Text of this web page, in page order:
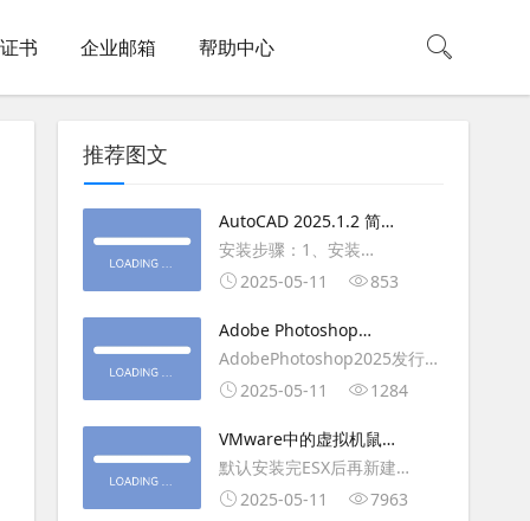
书 企业邮箱 帮助中心
推荐图文
AutoCAD 2025.1.2 简体
中文版（64位）破解版下
载
安装步骤：1、安装
AutoCAD_2025.1.2_Update3、
复制Crack里面的文件到
AutoCAD安装目录里，覆盖同
名文件4、完最低
2025-05-11 853
Adobe Photoshop
2025（v26.6.1）多语言
破解版下载
AdobePhotoshop2025发行
年：2025版本：26.6.1.7开发
平台：WindowsX64界面语
言：英语/匈牙利/匈牙利/越南/
荷兰/印尼/西班牙/西班牙语/意
2025-05-11 1284
VMware中的虚拟机鼠标
移动缓慢,VMware虚拟机
卡顿慢,鼠标移动卡顿问题
默认安装完ESX后再新建
WINDOWS虚拟主机，如
2025-05-11 7963